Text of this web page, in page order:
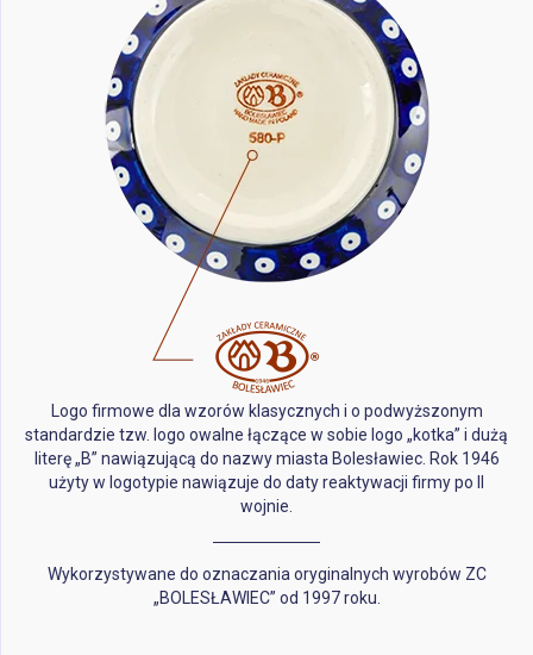
Logo firmowe dla wzorów klasycznych i o podwyższonym
standardzie tzw. logo owalne łączące w sobie logo „kotka” i dużą
literę „B” nawiązującą do nazwy miasta Bolesławiec. Rok 1946
użyty w logotypie nawiązuje do daty reaktywacji firmy po II
wojnie.
Wykorzystywane do oznaczania oryginalnych wyrobów ZC
„BOLESŁAWIEC” od 1997 roku.